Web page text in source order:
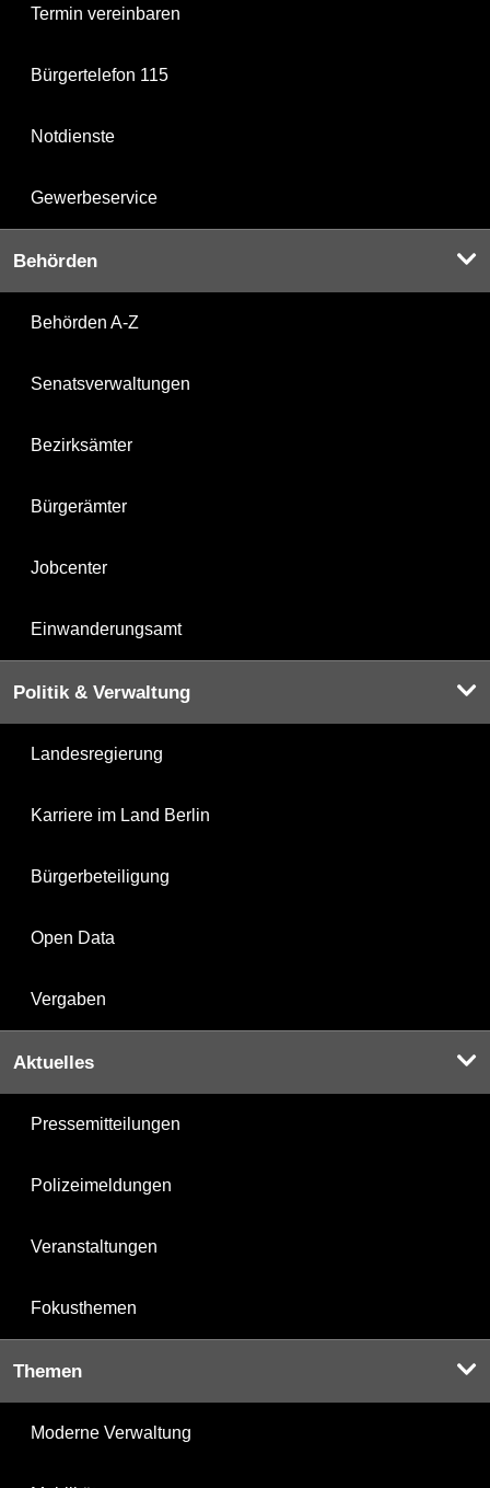
Termin vereinbaren
Bürgertelefon 115
Notdienste
Gewerbeservice
Behörden
Behörden A-Z
Senatsverwaltungen
Bezirksämter
Bürgerämter
Jobcenter
Einwanderungsamt
Politik & Verwaltung
Landesregierung
Karriere im Land Berlin
Bürgerbeteiligung
Open Data
Vergaben
Aktuelles
Pressemitteilungen
Polizeimeldungen
Veranstaltungen
Fokusthemen
Themen
Moderne Verwaltung